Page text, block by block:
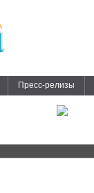
Пресс-релизы